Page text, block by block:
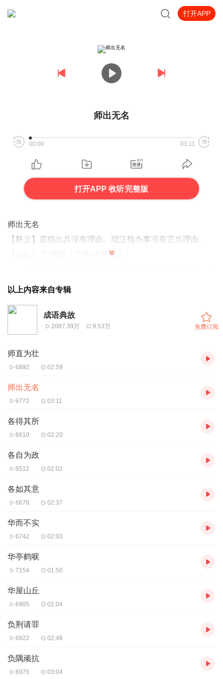
打开APP
师出无名
00:00 03:11
打开APP 收听完整版
师出无名
【释义】原指出兵没有理由。现泛指办事没有正当理由。
【出处】汉·班固《汉书•高帝纪上》
入咸阳，谁就当秦王。项羽虽然是后进咸阳的，但他倚仗自
为汉王，让他到人烟稀少的巴蜀之地去。同时，给了楚怀王
一个徒有虚名的尊号——义帝。但不久，又暗中指使人把义
项羽的这些举动，引起了诸侯们的强烈不满。汉王刘邦
灭亡。没有正当理由，做大事就不能成功。项羽杀了君王，
为天下人所怨。您乘此率军征战，四海之内都会仰慕你的德
行。这样，您就同从前的周武王讨伐纣王一样，兴的是仁义
之师。”
袒露左臂，放声大哭，接连公祭了三天。接着，刘邦又派使
君。现在项羽杀害了义帝，实在是大逆不道。现在我要兴仁
项羽展开了战争。
本成语出于《汉书•高帝纪上》：“至洛阳，新城三老董
公遮说汉王曰：‘臣闻顺德者昌，逆德者亡。兵出无名，事
故不成。’”“兵出无名”后演化为“师出无名”。
以上内容来自专辑
成语典故
2087.39万 9.53万 免费订阅
师直为壮
6892 02:59
师出无名
6772 03:11
各得其所
6610 02:20
各自为政
6512 02:02
各如其意
6676 02:37
华而不实
6742 02:03
华亭鹤唳
7154 01:50
华屋山丘
6905 02:04
负荆请罪
6922 02:48
负隅顽抗
6975 03:04